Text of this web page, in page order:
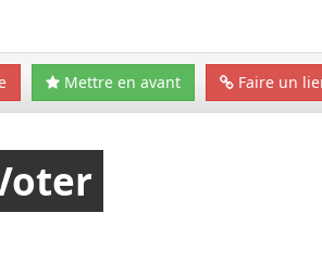
Mettre en avant Faire un